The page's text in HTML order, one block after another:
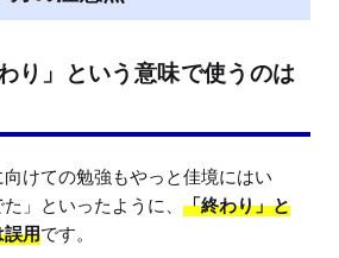
り」という意味で使うのは
向けての勉強もやっと佳境にはい
」といったように、 「終わり」と
誤用です。